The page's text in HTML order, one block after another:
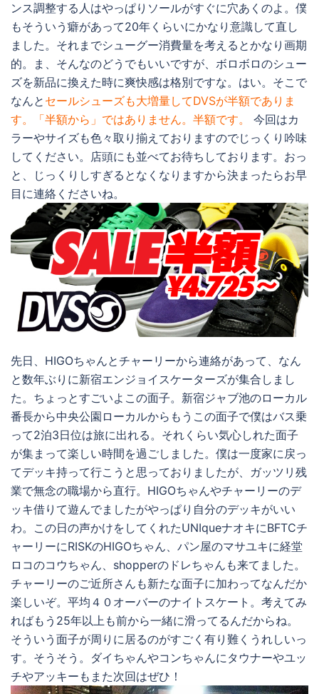
ンス調整する人はやっぱりソールがすぐに穴あくのよ。僕
もそういう癖があって20年くらいにかなり意識して直し
ました。それまでシューグー消費量を考えるとかなり画期
的。ま、そんなのどうでもいいですが、ボロボロのシュー
ズを新品に換えた時に爽快感は格別ですな。はい。そこで
なんと セールシューズも大増量してDVSが半額でありま
す。「半額から」ではありません。半額です。
今回はカ
ラーやサイズも色々取り揃えておりますのでじっくり吟味
してください。店頭にも並べてお待ちしております。おっ
と、じっくりしすぎるとなくなりますから決まったらお早
目に連絡くださいね。
先日、HIGOちゃんとチャーリーから連絡があって、なん
と数年ぶりに新宿エンジョイスケーターズが集合しまし
た。ちょっとすごいよこの面子。新宿ジャブ池のローカル
番長から中央公園ローカルからもうこの面子で僕はバス乗
って2泊3日位は旅に出れる。それくらい気心しれた面子
が集まって楽しい時間を過ごしました。僕は一度家に戻っ
てデッキ持って行こうと思っておりましたが、ガッツリ残
業で無念の職場から直行。HIGOちゃんやチャーリーのデ
ッキ借りて遊んでましたがやっぱり自分のデッキがいい
わ。この日の声かけをしてくれたUNIqueナオキにBFTCチ
ャーリーにRISKのHIGOちゃん、パン屋のマサユキに経堂
ロコのコウちゃん、shopperのドレちゃんも来てました。
チャーリーのご近所さんも新たな面子に加わってなんだか
楽しいぞ。平均４０オーバーのナイトスケート。考えてみ
ればもう25年以上も前から一緒に滑ってるんだからね。
そういう面子が周りに居るのがすごく有り難くうれしいっ
す。そうそう。ダイちゃんやコンちゃんにタウナーやユッ
チやアッキーもまた次回はぜひ！